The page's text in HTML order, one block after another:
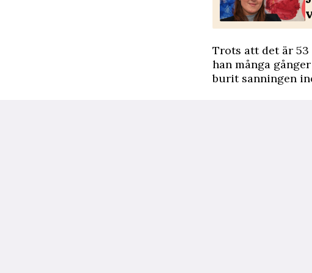
Trots att det är 53
han många
burit sanningen